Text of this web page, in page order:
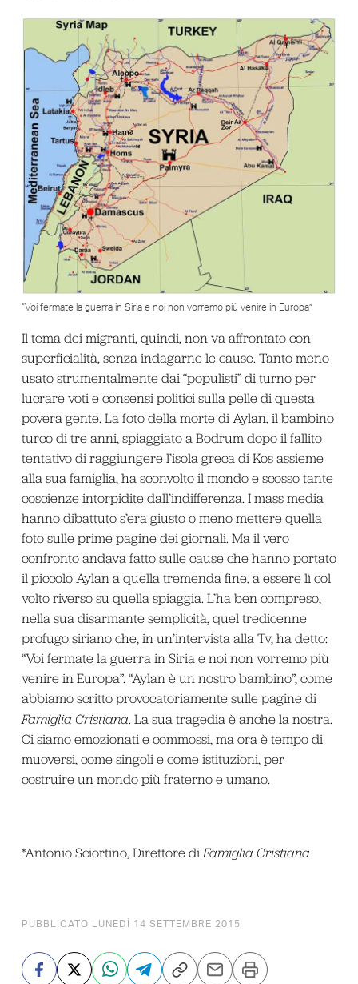
“Voi fermate la guerra in Siria e noi non vorremo più venire in Europa”
Il tema dei migranti, quindi, non va affrontato con
superficialità, senza indagarne le cause. Tanto meno
usato strumentalmente dai “populisti” di turno per
lucrare voti e consensi politici sulla pelle di questa
povera gente. La foto della morte di Aylan, il bambino
turco di tre anni, spiaggiato a Bodrum dopo il fallito
tentativo di raggiungere l’isola greca di Kos assieme
alla sua famiglia, ha sconvolto il mondo e scosso tante
coscienze intorpidite dall’indifferenza. I mass media
hanno dibattuto s’era giusto o meno mettere quella
foto sulle prime pagine dei giornali. Ma il vero
confronto andava fatto sulle cause che hanno portato
il piccolo Aylan a quella tremenda fine, a essere lì col
volto riverso su quella spiaggia. L’ha ben compreso,
nella sua disarmante semplicità, quel tredicenne
profugo siriano che, in un’intervista alla Tv, ha detto:
“Voi fermate la guerra in Siria e noi non vorremo più
venire in Europa”. “Aylan è un nostro bambino”, come
abbiamo scritto provocatoriamente sulle pagine di
Famiglia Cristiana. La sua tragedia è anche la nostra.
Ci siamo emozionati e commossi, ma ora è tempo di
muoversi, come singoli e come istituzioni, per
costruire un mondo più fraterno e umano.
*Antonio Sciortino, Direttore diFamiglia Cristiana
PUBBLICATO LUNEDÌ 14 SETTEMBRE 2015